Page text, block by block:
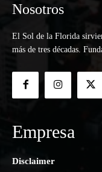
Nosotros
El Sol de la Florida
más de tres décadas.
Empresa
Disclaimer